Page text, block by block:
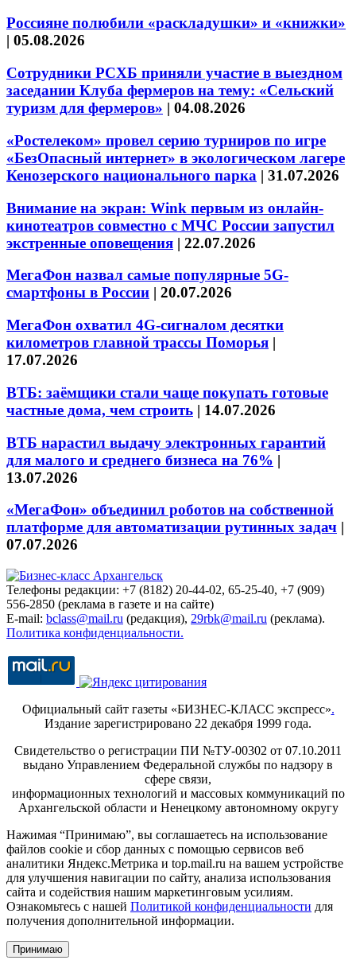
Россияне полюбили «раскладушки» и «книжки»
| 05.08.2026
Сотрудники РСХБ приняли участие в выездном
заседании Клуба фермеров на тему: «Сельский
туризм для фермеров» | 04.08.2026
«Ростелеком» провел серию турниров по игре
«БезОпасный интернет» в экологическом лагере
Кенозерского национального парка | 31.07.2026
Внимание на экран: Wink первым из онлайн-
кинотеатров совместно с МЧС России запустил
экстренные оповещения | 22.07.2026
МегаФон назвал самые популярные 5G-
смартфоны в России | 20.07.2026
МегаФон охватил 4G-сигналом десятки
километров главной трассы Поморья |
17.07.2026
ВТБ: заёмщики стали чаще покупать готовые
частные дома, чем строить | 14.07.2026
ВТБ нарастил выдачу электронных гарантий
для малого и среднего бизнеса на 76% |
13.07.2026
«МегаФон» объединил роботов на собственной
платформе для автоматизации рутинных задач |
07.07.2026
Телефоны редакции: +7 (8182) 20-44-02, 65-25-40, +7 (909)
556-2850 (реклама в газете и на сайте)
E-mail: bclass@mail.ru (редакция), 29rbk@mail.ru (реклама).
Политика конфиденциальности.
Официальный сайт газеты «БИЗНЕС-КЛАСС экспресс».
Издание зарегистрировано 22 декабря 1999 года.
Свидетельство о регистрации ПИ №ТУ-00302 от 07.10.2011
выдано Управлением Федеральной службы по надзору в
сфере связи,
информационных технологий и массовых коммуникаций по
Архангельской области и Ненецкому автономному округу
Нажимая “Принимаю”, вы соглашаетесь на использование
файлов cookie и сбор данных с помощью сервисов веб
аналитики Яндекс.Метрика и top.mail.ru на вашем устройстве
для улучшения навигации по сайту, анализа использования
сайта и содействия нашим маркетинговым усилиям.
Ознакомьтесь с нашей Политикой конфиденциальности для
получения дополнительной информации.
Принимаю